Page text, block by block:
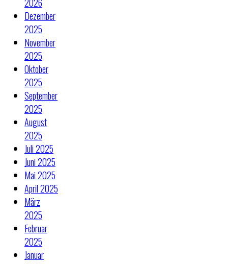
2026
Dezember
2025
November
2025
Oktober
2025
September
2025
August
2025
Juli 2025
Juni 2025
Mai 2025
April 2025
März
2025
Februar
2025
Januar